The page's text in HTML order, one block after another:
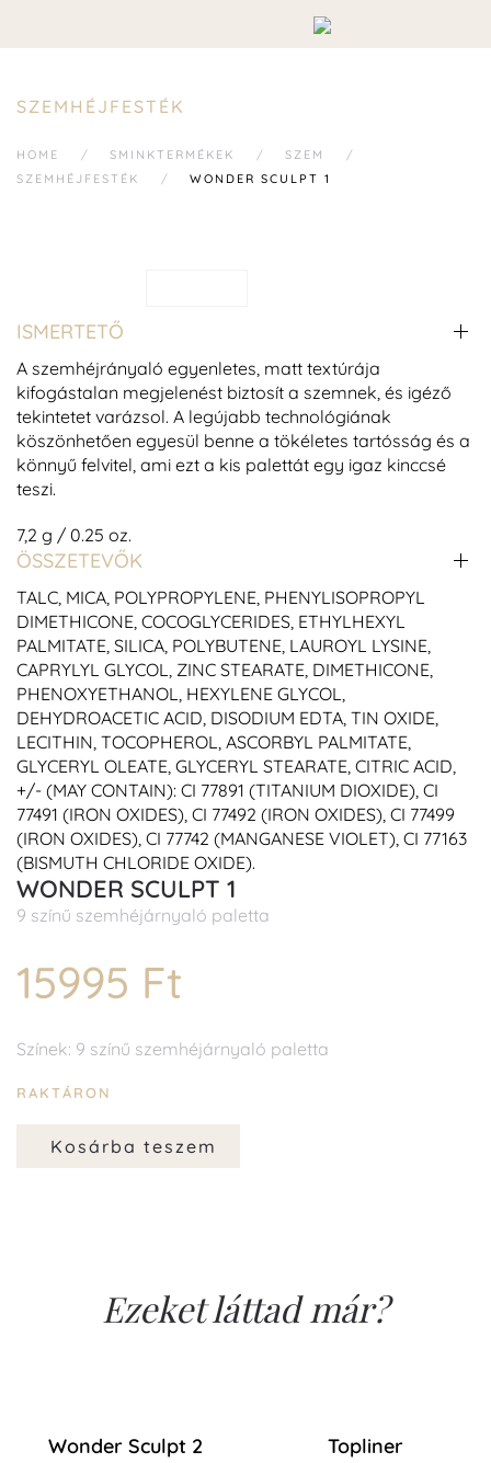
SZEMHÉJFESTÉK
HOME SMINKTERMÉKEK
SZEM
SZEMHÉJFESTÉK
WONDER SCULPT 1
ISMERTETŐ
A szemhéjrányaló egyenletes, matt textúrája
kifogástalan megjelenést biztosít a szemnek, és igéző
tekintetet varázsol. A legújabb technológiának
köszönhetően egyesül benne a tökéletes tartósság és a
könnyű felvitel, ami ezt a kis palettát egy igaz kinccsé
teszi.
7,2 g / 0.25 oz.
ÖSSZETEVŐK
TALC, MICA, POLYPROPYLENE, PHENYLISOPROPYL
DIMETHICONE, COCOGLYCERIDES, ETHYLHEXYL
PALMITATE, SILICA, POLYBUTENE, LAUROYL LYSINE,
CAPRYLYL GLYCOL, ZINC STEARATE, DIMETHICONE,
PHENOXYETHANOL, HEXYLENE GLYCOL,
DEHYDROACETIC ACID, DISODIUM EDTA, TIN OXIDE,
LECITHIN, TOCOPHEROL, ASCORBYL PALMITATE,
GLYCERYL OLEATE, GLYCERYL STEARATE, CITRIC ACID,
+/- (MAY CONTAIN): CI 77891 (TITANIUM DIOXIDE), CI
77491 (IRON OXIDES), CI 77492 (IRON OXIDES), CI 77499
(IRON OXIDES), CI 77742 (MANGANESE VIOLET), CI 77163
(BISMUTH CHLORIDE OXIDE).
WONDER SCULPT 1
9 színű szemhéjárnyaló paletta
15995 Ft
Színek: 9 színű szemhéjárnyaló paletta
RAKTÁRON
Kosárba teszem
Ezeket láttad már?
Wonder Sculpt 2 Topliner